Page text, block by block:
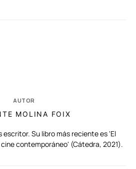
AUTOR
MOLINA FOIX
escritor. Su libro más reciente es 'El
contemporáneo' (Cátedra, 2021).